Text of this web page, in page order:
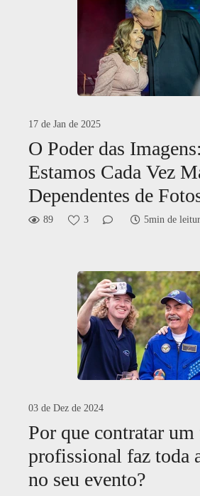
17 de Jan de 2025
O Poder das
Estamos Cada Vez
Dependentes de
89 3 5min de
03 de Dez de 2024
Por que contratar
profissional faz toda
no seu evento?